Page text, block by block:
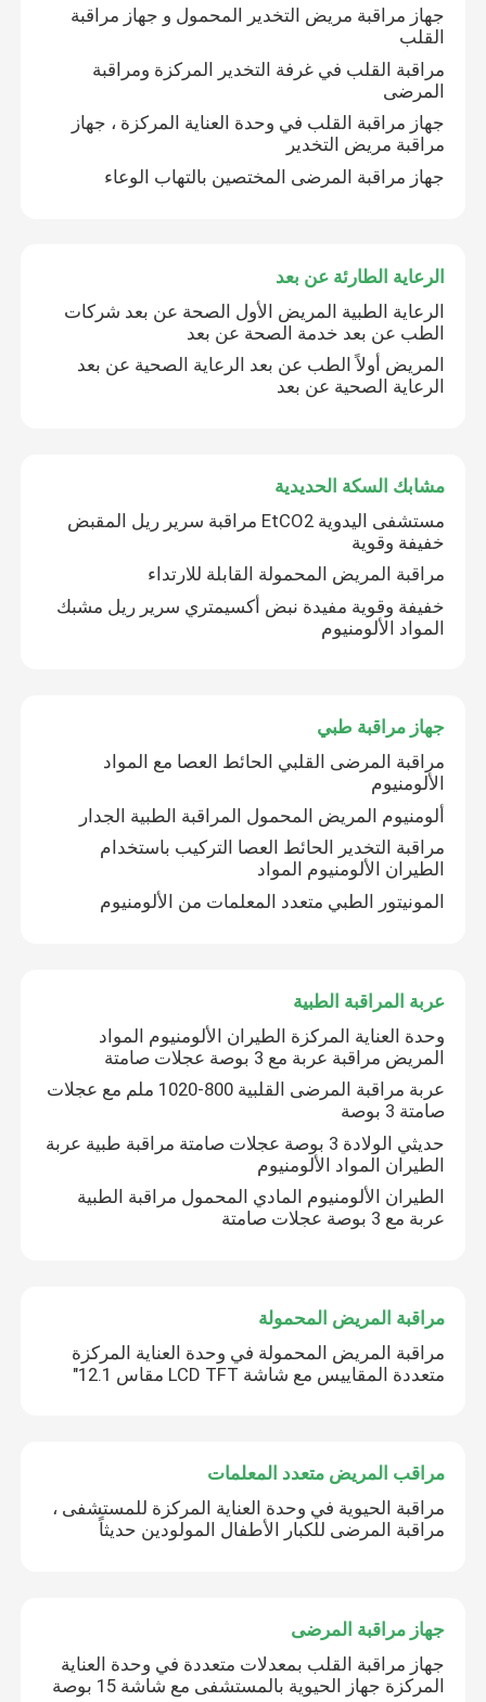
أوكسيمتر نبضات أصابع OLED
مراقبة المرضى في التخدير
الرعاية الطارئة عن بعد
جهاز مراقبة طبي
عربة المراقبة الطبية
جهاز مراقبة مريض التخدير المحمول و جهاز مراقبة
القلب
مراقبة القلب في غرفة التخدير المركزة ومراقبة
المرضى
جهاز مراقبة القلب في وحدة العناية المركزة ، جهاز
مراقبة مريض التخدير
جهاز مراقبة المرضى المختصين بالتهاب الوعاء
الرعاية الطارئة عن بعد
الرعاية الطبية المريض الأول الصحة عن بعد شركات
الطب عن بعد خدمة الصحة عن بعد
المريض أولاً الطب عن بعد الرعاية الصحية عن بعد
الرعاية الصحية عن بعد
مشابك السكة الحديدية
مستشفى اليدوية EtCO2 مراقبة سرير ريل المقبض
خفيفة وقوية
مراقبة المريض المحمولة القابلة للارتداء
خفيفة وقوية مفيدة نبض أكسيمتري سرير ريل مشبك
المواد الألومنيوم
جهاز مراقبة طبي
مراقبة المرضى القلبي الحائط العصا مع المواد
الألومنيوم
ألومنيوم المريض المحمول المراقبة الطبية الجدار
مراقبة التخدير الحائط العصا التركيب باستخدام
الطيران الألومنيوم المواد
المونيتور الطبي متعدد المعلمات من الألومنيوم
عربة المراقبة الطبية
وحدة العناية المركزة الطيران الألومنيوم المواد
المريض مراقبة عربة مع 3 بوصة عجلات صامتة
عربة مراقبة المرضى القلبية 800-1020 ملم مع عجلات
صامتة 3 بوصة
حديثي الولادة 3 بوصة عجلات صامتة مراقبة طبية عربة
الطيران المواد الألومنيوم
الطيران الألومنيوم المادي المحمول مراقبة الطبية
عربة مع 3 بوصة عجلات صامتة
مراقبة المريض المحمولة
مراقبة المريض المحمولة في وحدة العناية المركزة
متعددة المقاييس مع شاشة LCD TFT مقاس 12.1"
مراقب المريض متعدد المعلمات
مراقبة الحيوية في وحدة العناية المركزة للمستشفى ،
مراقبة المرضى للكبار الأطفال المولودين حديثاً
جهاز مراقبة المرضى
جهاز مراقبة القلب بمعدلات متعددة في وحدة العناية
المركزة جهاز الحيوية بالمستشفى مع شاشة 15 بوصة